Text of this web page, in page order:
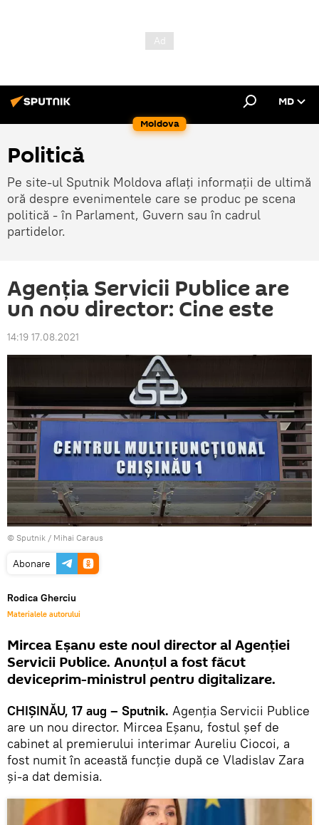
Moldova
MD
Politică
Pe site-ul Sputnik Moldova aflați informații de ultimă
oră despre evenimentele care se produc pe scena
politică - în Parlament, Guvern sau în cadrul
partidelor.
Agenția Servicii Publice are
un nou director: Cine este
14:19 17.08.2021
© Sputnik / Mihai Caraus
Abonare
Rodica Gherciu
Materialele autorului
Mircea Eșanu este noul director al Agenției
Servicii Publice. Anunțul a fost făcut
deviceprim-ministrul pentru digitalizare.
CHIȘINĂU, 17 aug – Sputnik. Agenția Servicii Publice
are un nou director. Mircea Eșanu, fostul șef de
cabinet al premierului interimar Aureliu Ciocoi, a
fost numit în această funcție după ce Vladislav Zara
și-a dat demisia.